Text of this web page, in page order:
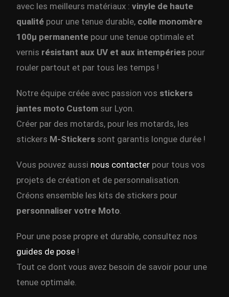
avec les meilleurs matériaux :vinyle de haute
qualité pour une tenue durable, colle monomère
100μ permanente pour une tenue optimale et
vernis résistant aux UV et aux intempéries pour
rouler partout et par tous les temps !
Notre équipe créée avec passion vos stickers
jantes moto Custom sur Lyon.
Créer par des motards, pour les motards, les
stickers M-Stickers sont garantis longue durée !
Vous pouvez aussi nous contacter pour tous vos
projets de création et de personnalisation.
Créons ensemble les kits de stickers pour
personnaliser votre Moto
Pour une pose propre et durable, consultez nos
guides de pose !
Tout ce dont vous avez besoin de savoir pour une
tenue optimale.